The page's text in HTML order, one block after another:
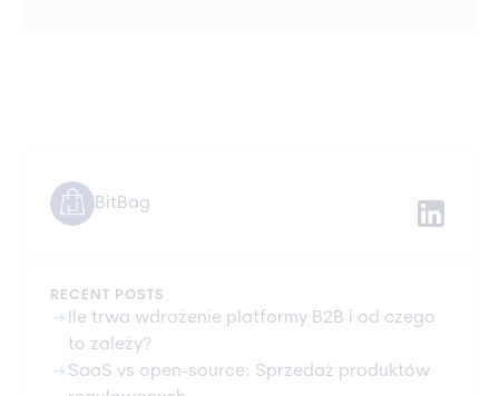
BitBag
RECENT POSTS
arrow_right_alt
Ile trwa wdrożenie platformy B2B i od czego
to zależy?
arrow_right_alt SaaS vs open-source: Sprzedaż produktów